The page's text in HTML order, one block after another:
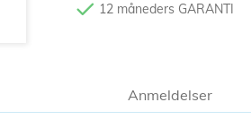
12 måneders GARANTI
Anmeldelser